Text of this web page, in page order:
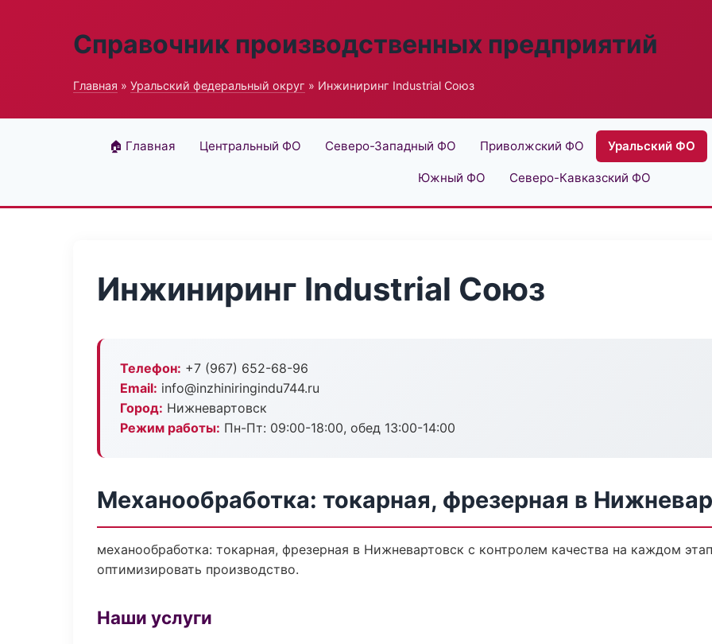
Справочник производственных предприятий
Главная » Уральский федеральный округ » Инжиниринг Industrial Союз
🏠 Главная Центральный ФО Северо-Западный ФО Приволжский ФО Уральский ФО
Южный ФО Северо-Кавказский ФО
Инжиниринг Industrial Союз
Телефон: +7 (967) 652-68-96
Email: info@inzhiniringindu744.ru
Город: Нижневартовск
Режим работы: Пн-Пт: 09:00-18:00, обед 13:00-14:00
Механообработка: токарная, фрезерная в
механообработка: токарная, фрезерная в Нижневартовск с контролем качества на каждом
оптимизировать производство.
Наши услуги